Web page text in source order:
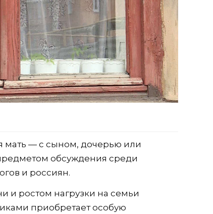
мать — с сыном, дочерью или
обсуждения среди
и россиян.
и ростом нагрузки на семьи
приобретает особую